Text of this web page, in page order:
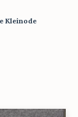
Kleinode